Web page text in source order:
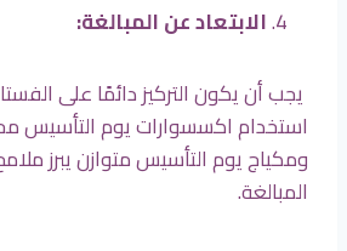
الابتعاد عن المبالغة:
يجب أن يكون التركيز دائمًا على
استخدام اكسسوارات يوم التأسيس
ومكياج يوم التأسيس متوازن يبرز
المبالغة.